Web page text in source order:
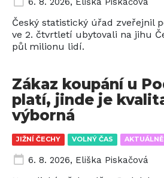
Český statistický úřad zveřejnil
ve 2. čtvrtletí ubytovali na jihu
půl milionu lidí.
JIŽNÍ ČECHY VOLNÝ ČAS AKTUÁLNĚ
Zákaz koupání u
platí, jinde je
výborná
6. 8. 2026, Eliška Piskačová